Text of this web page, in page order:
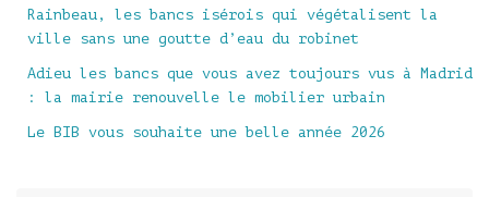
Rainbeau, les bancs isérois qui végétalisent la
ville sans une goutte d’eau du robinet
Adieu les bancs que vous avez toujours vus à Madrid
: la mairie renouvelle le mobilier urbain
Le BIB vous souhaite une belle année 2026